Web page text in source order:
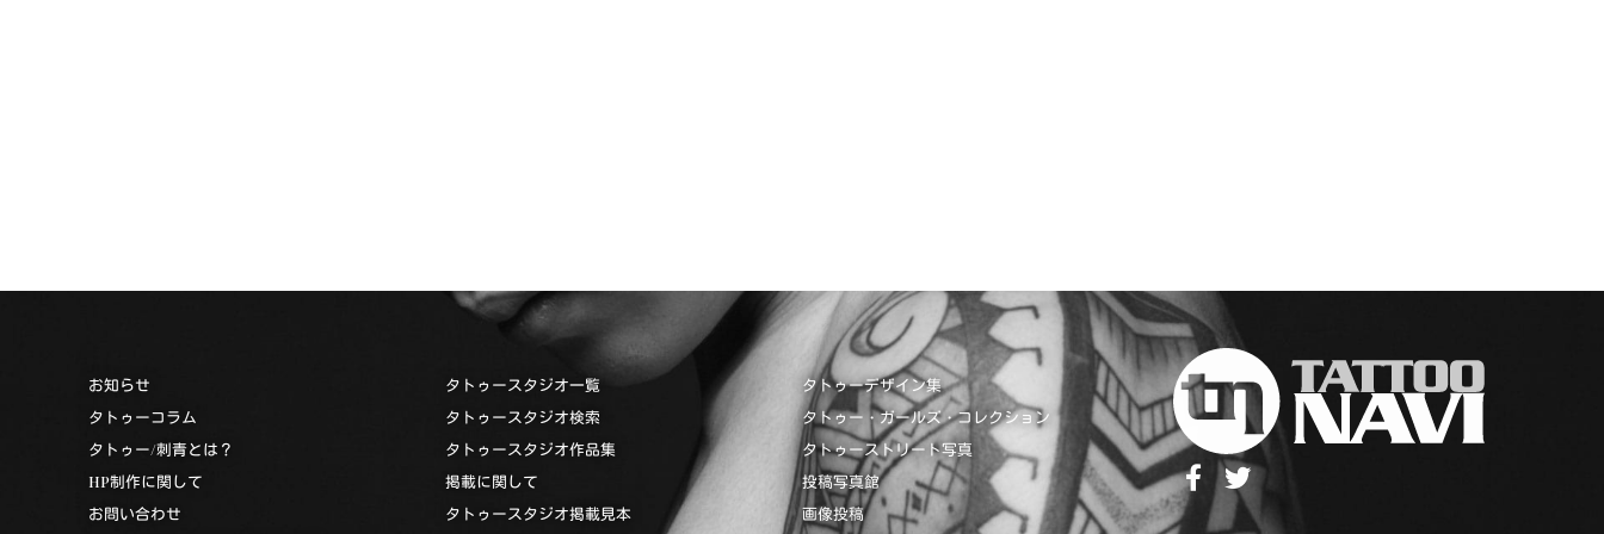
お知らせ
タトゥーコラム
タトゥー/刺青とは？
HP制作に関して
お問い合わせ
タトゥースタジオ一覧
タトゥースタジオ検索
タトゥースタジオ作品集
掲載に関して
タトゥースタジオ掲載見本
タトゥーデザイン集
タトゥー・ガールズ・コレクション
タトゥーストリート写真
投稿写真館
画像投稿